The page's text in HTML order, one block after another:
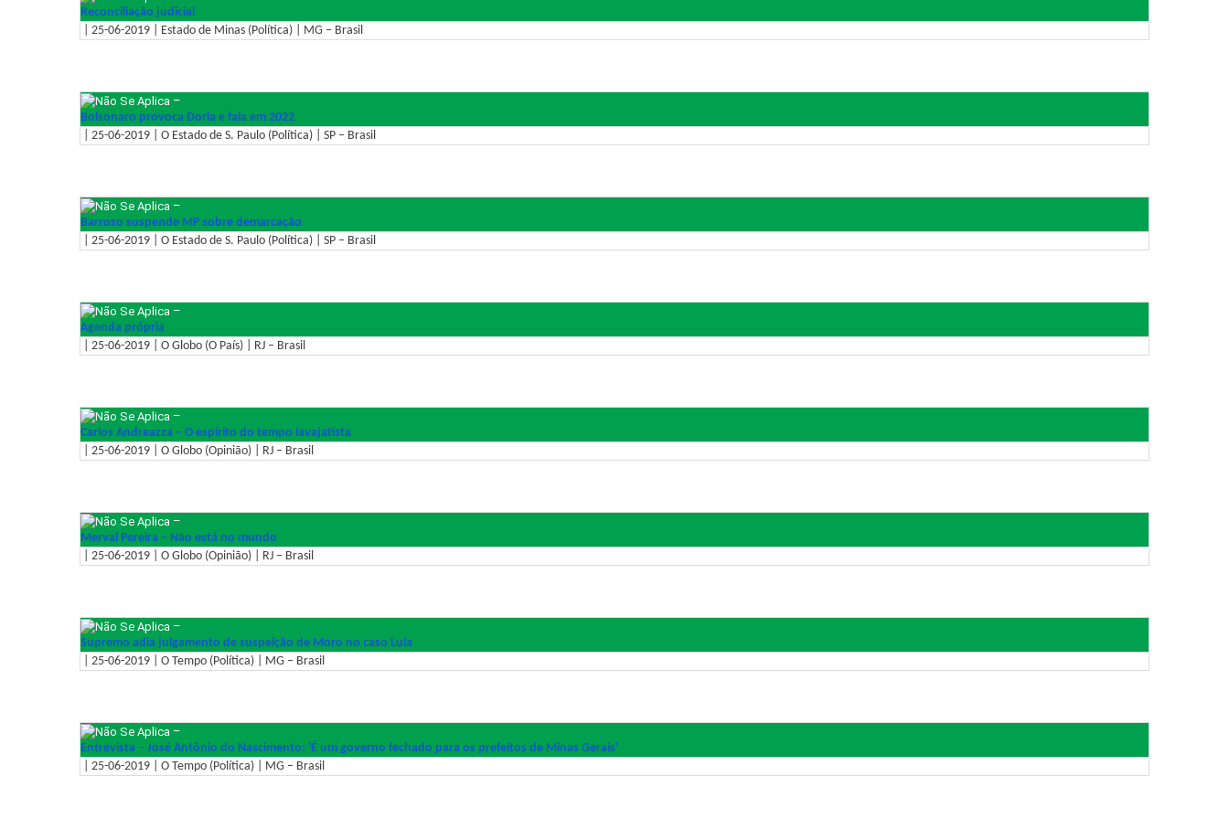
Reconciliação judicial
| 25-06-2019 | Estado de Minas (Política) | MG – Brasil
–
Bolsonaro provoca Doria e fala em 2022
| 25-06-2019 | O Estado de S. Paulo (Política) | SP – Brasil
–
Barroso suspende MP sobre demarcação
| 25-06-2019 | O Estado de S. Paulo (Política) | SP – Brasil
–
Agenda própria
| 25-06-2019 | O Globo (O País) | RJ – Brasil
–
Carlos Andreazza – O espírito do tempo lavajatista
| 25-06-2019 | O Globo (Opinião) | RJ – Brasil
–
Merval Pereira – Não está no mundo
| 25-06-2019 | O Globo (Opinião) | RJ – Brasil
–
Supremo adia julgamento de suspeição de Moro no caso Lula
| 25-06-2019 | O Tempo (Política) | MG – Brasil
–
Entrevista – José Antônio do Nascimento: 'É um governo fechado para os prefeitos de Minas Gerais'
| 25-06-2019 | O Tempo (Política) | MG – Brasil